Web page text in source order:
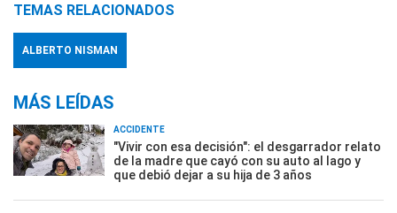
TEMAS RELACIONADOS
ALBERTO NISMAN
MÁS LEÍDAS
ACCIDENTE
"Vivir con esa decisión": el desgarrador relato
de la madre que cayó con su auto al lago y
que debió dejar a su hija de 3 años